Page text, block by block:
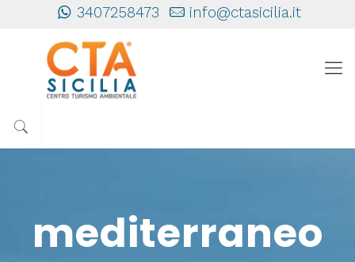
3407258473 info@ctasicilia.it
mediterraneo